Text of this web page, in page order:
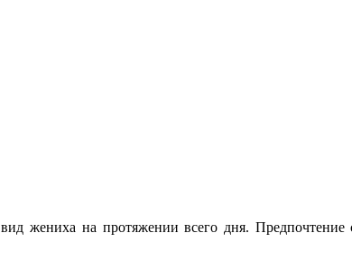
жениха на протяжении всего дня. Предпочтение